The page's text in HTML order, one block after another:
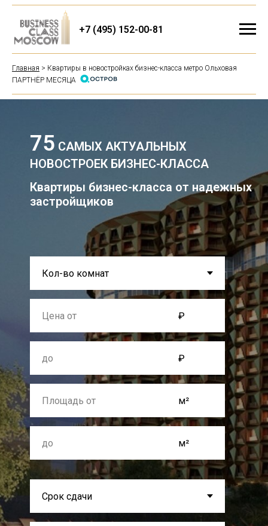
+7 (495) 152-00-81
Главная > Квартиры в новостройках бизнес-класса метро Ольховая
ПАРТНЁР МЕСЯЦА
75 САМЫХ АКТУАЛЬНЫХ
НОВОСТРОЕК БИЗНЕС-КЛАССА
Квартиры бизнес-класса от надежных
застройщиков